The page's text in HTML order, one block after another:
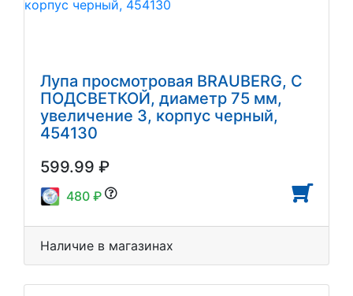
Лупа просмотровая BRAUBERG, С
ПОДСВЕТКОЙ, диаметр 75 мм,
увеличение 3, корпус черный,
454130
599.99 ₽
480 ₽
Наличие в магазинах